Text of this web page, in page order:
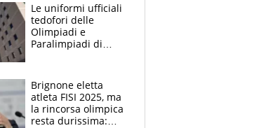
Le uniformi ufficiali
tedofori delle
Olimpiadi e
Paralimpiadi di
Brignone eletta
atleta FISI 2025, ma
la rincorsa olimpica
resta durissima: